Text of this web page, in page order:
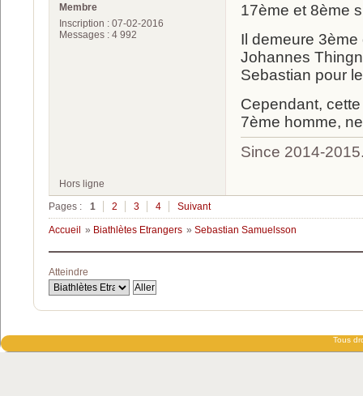
Membre
Inscription : 07-02-2016
Messages : 4 992
17ème et 8ème
Il demeure
Johannes
Sebastian pour
Cependant,
7ème homme,
Since 2014-
Hors ligne
Pages :
1 2 3 4 Suivant
Accueil » Biathlètes Etrangers » Sebastian Samuelsson
Atteindre
Tous